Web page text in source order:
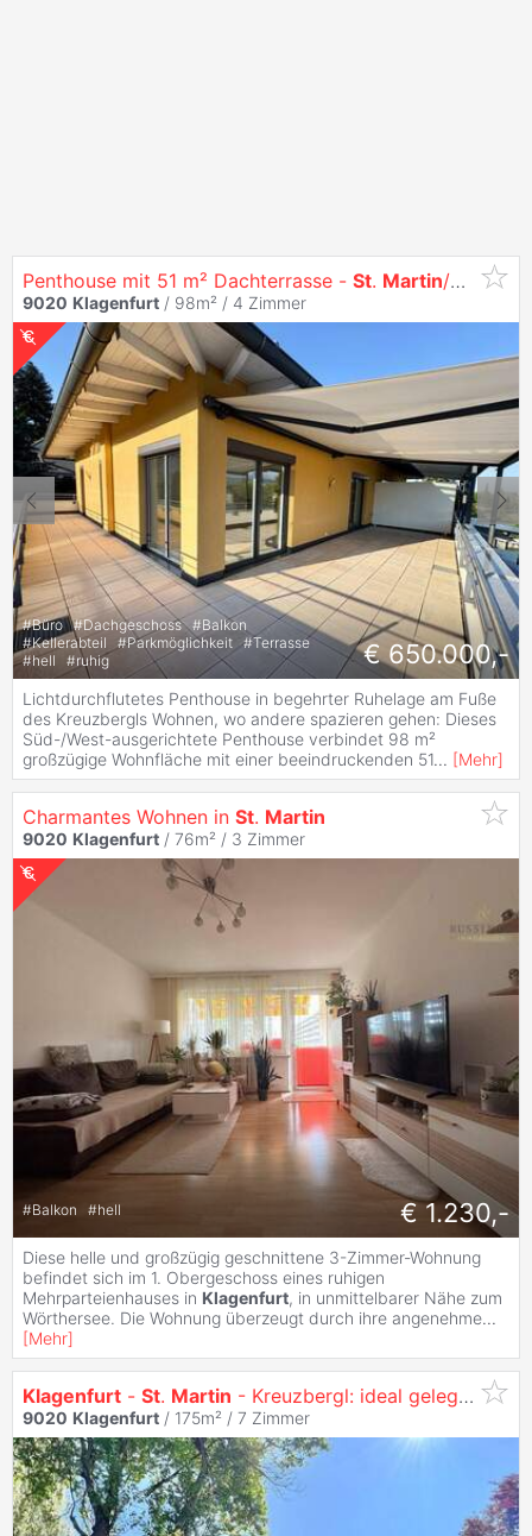
Penthouse mit 51 m² Dachterrasse - St. Martin/Kreuzbergl Provisionsfrei
9020 Klagenfurt / 98m² / 4 Zimmer
#Büro #Dachgeschoss #Balkon
#Kellerabteil #Parkmöglichkeit #Terrasse
#hell #ruhig € 650.000,-
Lichtdurchflutetes Penthouse in begehrter Ruhelage am Fuße
des Kreuzbergls Wohnen, wo andere spazieren gehen: Dieses
Süd-/West-ausgerichtete Penthouse verbindet 98 m²
großzügige Wohnfläche mit einer beeindruckenden 51... [Mehr]
Charmantes Wohnen in St. Martin
9020 Klagenfurt / 76m² / 3 Zimmer
#Balkon #hell € 1.230,-
Diese helle und großzügig geschnittene 3-Zimmer-Wohnung
befindet sich im 1. Obergeschoss eines ruhigen
Mehrparteienhauses in Klagenfurt, in unmittelbarer Nähe zum
Wörthersee. Die Wohnung überzeugt durch ihre angenehme...
[Mehr]
Klagenfurt - St. Martin - Kreuzbergl: ideal gelegen Immobilie mit TOP POTENTIAL
9020 Klagenfurt / 175m² / 7 Zimmer